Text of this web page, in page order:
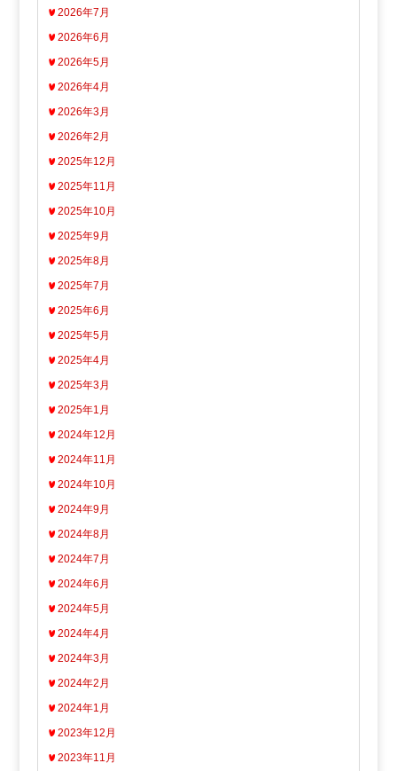
2026年7月
2026年6月
2026年5月
2026年4月
2026年3月
2026年2月
2025年12月
2025年11月
2025年10月
2025年9月
2025年8月
2025年7月
2025年6月
2025年5月
2025年4月
2025年3月
2025年1月
2024年12月
2024年11月
2024年10月
2024年9月
2024年8月
2024年7月
2024年6月
2024年5月
2024年4月
2024年3月
2024年2月
2024年1月
2023年12月
2023年11月